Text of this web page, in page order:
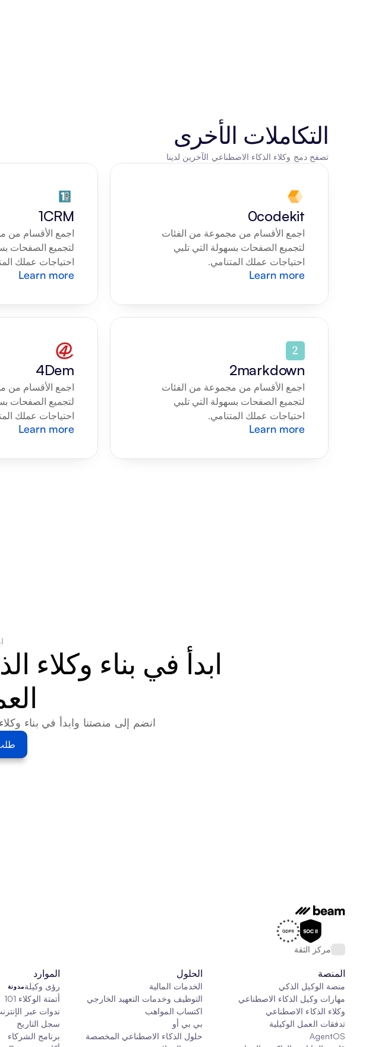
التكاملات الأخرى
تصفح دمج وكلاء الذكاء الاصطناعي الآخرين لدينا
0codekit
احتياجات عملك المتنامي.
Learn more
1CRM
احتياجات عملك
Learn more
2markdown
احتياجات عملك المتنامي.
Learn more
4Dem
احتياجات عملك
Learn more
انضم إلى منصتنا وابدأ في بناء
مركز الثقة
المنصة
منصة الوكيل الذكي
مهارات وكيل الذكاء الاصطناعي
وكلاء الذكاء الاصطناعي
تدفقات العمل الوكيلية
AgentOS
الحلول
الخدمات المالية
التوظيف وخدمات التعهيد الخارجي
اكتساب المواهب
بي بي أو
حلول الذكاء الاصطناعي المخصصة
الموارد
رؤى وكيلةمدونة
أتمتة الوكلاء 101
ندوات عبر
سجل التاريخ
برنامج الشركاء